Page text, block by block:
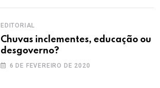
EDITORIAL
Chuvas inclementes, educação ou
desgoverno?
6 DE FEVEREIRO DE 2020